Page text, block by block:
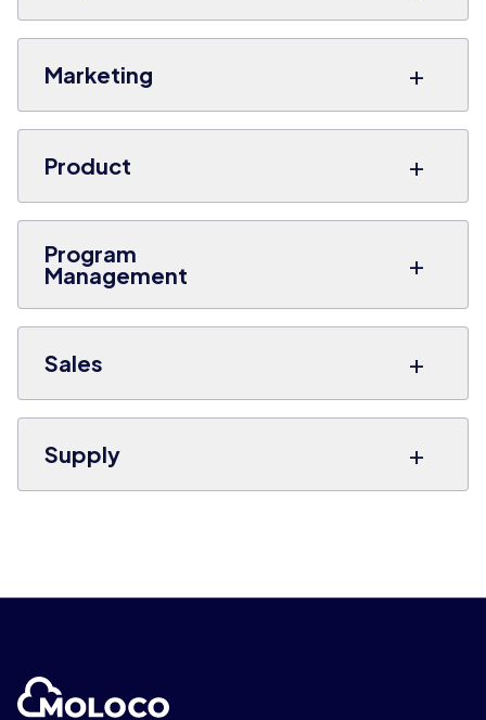
Marketing +
Product +
Program
Management
+
Sales +
Supply +